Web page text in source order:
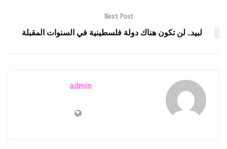
Next Post
لبيد.. لن تكون هناك دولة فلسطينية في السنوات المقبلة
admin